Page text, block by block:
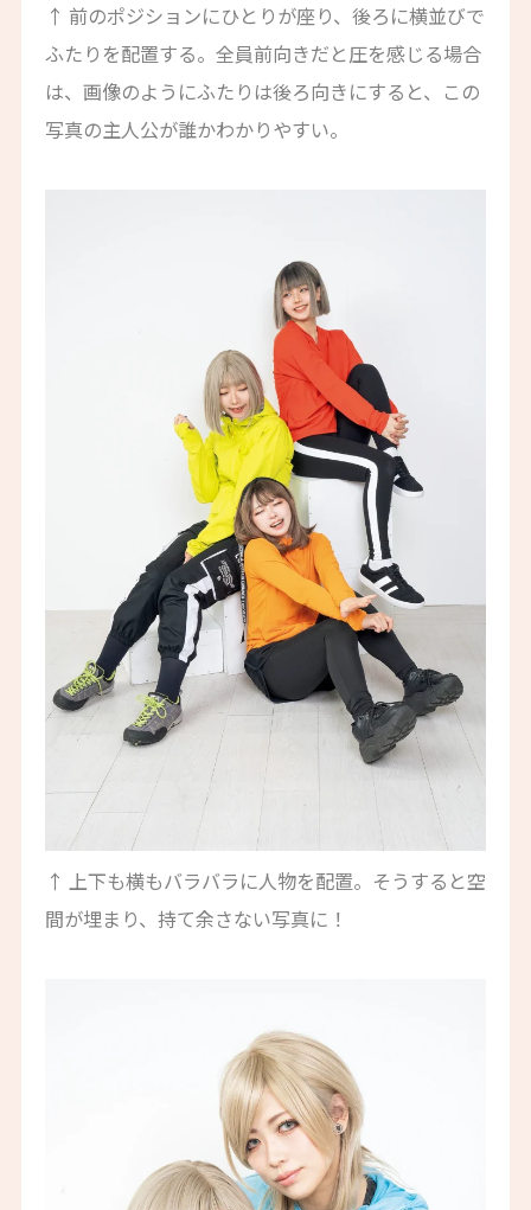
↑ 前のポジションにひとりが座り、後ろに横並びで
ふたりを配置する。全員前向きだと圧を感じる場合
は、画像のようにふたりは後ろ向きにすると、この
写真の主人公が誰かわかりやすい。
↑ 上下も横もバラバラに人物を配置。そうすると空
間が埋まり、持て余さない写真に！